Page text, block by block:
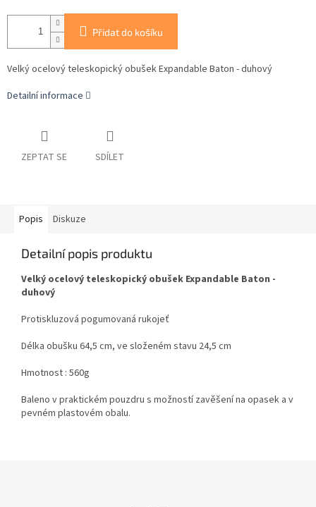
Přidat do košíku
Velký ocelový teleskopický obušek Expandable Baton - duhový
Detailní informace
ZEPTAT SE SDÍLET
Popis Diskuze
Detailní popis produktu
Velký ocelový teleskopický obušek Expandable Baton -
duhový
Protiskluzová pogumovaná rukojeť
Délka obušku 64,5 cm, ve složeném stavu 24,5 cm
Hmotnost : 560g
Baleno v praktickém pouzdru s možností zavěšení na opasek a v
pevném plastovém obalu.